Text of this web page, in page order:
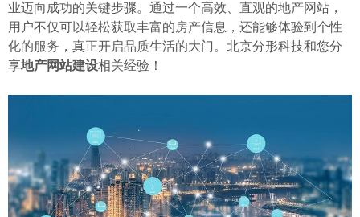
业迈向成功的关键步骤。通过一个高效、直观的地产网站，
用户不仅可以轻松获取丰富的房产信息，还能够体验到个性
化的服务，真正开启品质生活的大门。北京分形科技和您分
享地产网站建设相关经验！